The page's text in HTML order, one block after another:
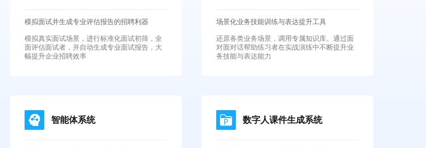
模拟面试并生成专业评估报告的招聘利器
模拟真实面试场景，进行标准化面试初筛，全
面评估面试者，并自动生成专业面试报告，大
幅提升企业招聘效率
场景化业务技能训练与表达提升工具
还原各类业务场景，调用专属知识库。通过面
对面对话帮助练习者在实战演练中不断提升业
务技能与表达能力
智能体系统 数字人课件生成系统